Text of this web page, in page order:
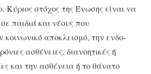
Κύριος στόχος της Ένωσης είναι να
παιδιά και νέους που
κοινωνικό αποκλεισμό, την ενδο-
ασθένειες, διανοητικές ή
και την ασθένεια ή το θάνατο